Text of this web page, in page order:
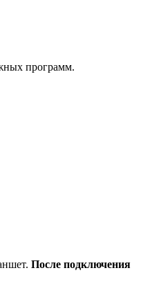
программ.
После подключения